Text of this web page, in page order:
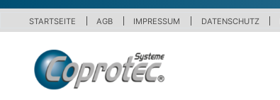
STARTSEITE AGB IMPRESSUM DATENSCHUTZ